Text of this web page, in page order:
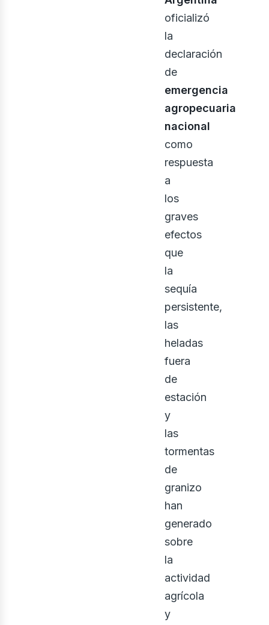
oficializó
la
declaración
de
emergencia
agropecuaria
nacional
como
respuesta
a
los
graves
efectos
que
la
sequía
persistente,
las
heladas
fuera
de
estación
y
las
tormentas
de
granizo
han
generado
sobre
la
actividad
agrícola
y